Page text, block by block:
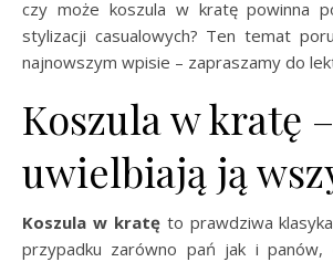
czy może koszula w kratę powinna
stylizacji casualowych? Ten temat
najnowszym wpisie – zapraszamy do
Koszula w kratę –
uwielbiają ją
Koszula w kratęto prawdziwa
przypadku zarówno pań jak i